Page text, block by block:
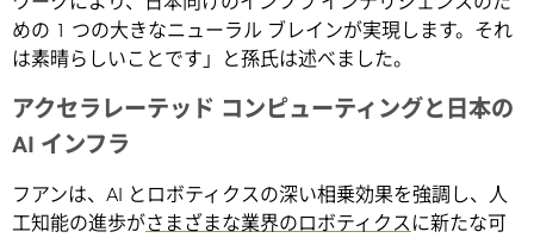
めの 1 つの大きなニューラル ブレインが実現します。それ
は素晴らしいことです」と孫氏は述べました。
アクセラレーテッド コンピューティングと日本の
AI インフラ
フアンは、AI とロボティクスの深い相乗効果を強調し、人
工知能の進歩がさまざまな業界のロボティクス に新たな可